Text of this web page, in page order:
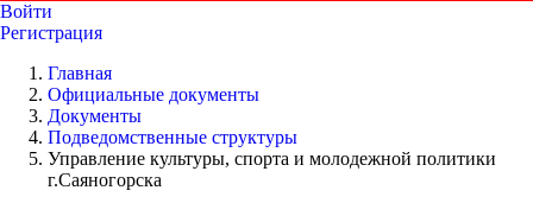
Войти
Регистрация
Главная
Официальные документы
Документы
Подведомственные структуры
Управление культуры, спорта и молодежной политики
г.Саяногорска